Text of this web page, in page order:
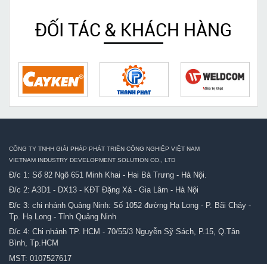
ĐỐI TÁC & KHÁCH HÀNG
CÔNG TY TNHH GIẢI PHÁP PHÁT TRIỂN CÔNG NGHIỆP VIỆT NAM
VIETNAM INDUSTRY DEVELOPMENT SOLUTION CO., LTD
Đ/c 1: Số 82 Ngõ 651 Minh Khai - Hai Bà Trưng - Hà Nội.
Đ/c 2: A3D1 - DX13 - KĐT Đặng Xá - Gia Lâm - Hà Nội
Đ/c 3: chi nhánh Quảng Ninh: Số 1052 đường Hạ Long - P. Bãi Cháy -
Tp. Hạ Long - Tỉnh Quảng Ninh
Đ/c 4: Chi nhánh TP. HCM - 70/55/3 Nguyễn Sỹ Sách, P.15, Q.Tân
Bình, Tp.HCM
MST: 0107527617